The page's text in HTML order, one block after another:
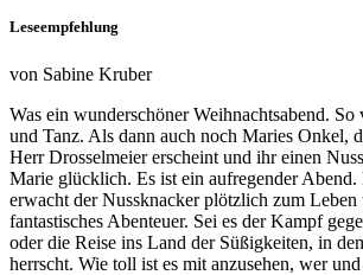
Leseempfehlung
von Sabine Kruber
Was ein wunderschöner Weihnachtsabend.
und Tanz. Als dann auch noch Maries Onkel,
Herr Drosselmeier erscheint und ihr einen
Marie glücklich. Es ist ein aufregender
erwacht der Nussknacker plötzlich zum
fantastisches Abenteuer. Sei es der Kampf
oder die Reise ins Land der Süßigkeiten, in
herrscht. Wie toll ist es mit anzusehen, wer